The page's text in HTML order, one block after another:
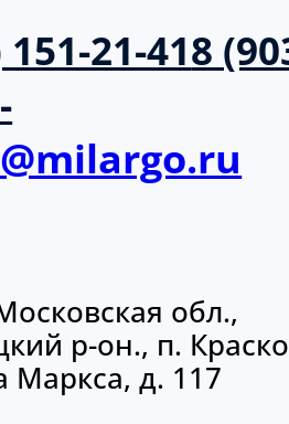
21-418
обл.,
р-он., п.
Маркса, д. 117